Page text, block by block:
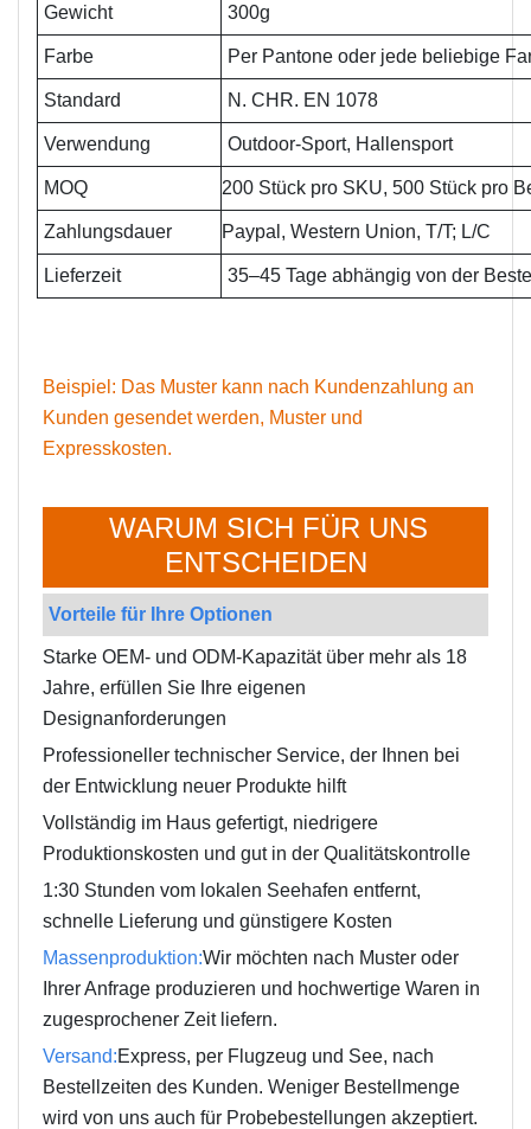
Gewicht 300g
Farbe Per Pantone oder jede beliebige
Standard N. CHR. EN 1078
Verwendung Outdoor-Sport, Hallensport
MOQ 200 Stück pro SKU, 500 Stück pro
Zahlungsdauer Paypal, Western Union, T/T; L/C
Lieferzeit 35–45 Tage abhängig von der
Beispiel: Das Muster kann nach Kundenzahlung an
Kunden gesendet werden, Muster und
Expresskosten.
WARUM SICH FÜR UNS
ENTSCHEIDEN
Vorteile für Ihre Optionen
Starke OEM- und ODM-Kapazität über mehr als 18
Jahre, erfüllen Sie Ihre eigenen
Designanforderungen
Professioneller technischer Service, der Ihnen bei
der Entwicklung neuer Produkte hilft
Vollständig im Haus gefertigt, niedrigere
Produktionskosten und gut in der Qualitätskontrolle
1:30 Stunden vom lokalen Seehafen entfernt,
schnelle Lieferung und günstigere Kosten
Massenproduktion:Wir möchten nach Muster oder
Ihrer Anfrage produzieren und hochwertige Waren in
zugesprochener Zeit liefern.
Versand:Express, per Flugzeug und See, nach
Bestellzeiten des Kunden. Weniger Bestellmenge
wird von uns auch für Probebestellungen akzeptiert.